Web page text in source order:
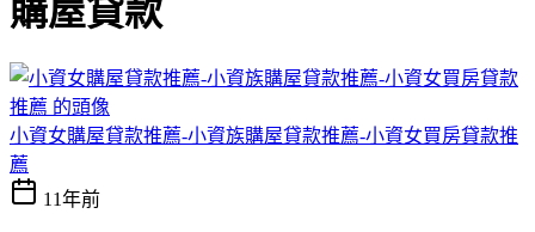
購屋貸款
小資女購屋貸款推薦-小資族購屋貸款推薦-小資女買房貸款推
薦
11年前